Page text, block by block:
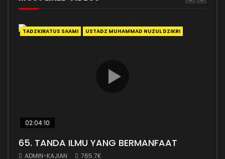
TADZKIRATUS SAAMI USTADZ MUHAMMAD NUZUL DZIKRI
02:04:10
65. TANDA ILMU YANG BERMANFAAT
ADMIN-KAJIAN 765.7K